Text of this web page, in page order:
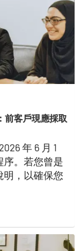
前客戶現應採取
年 6 月 1
序。若您曾是
明，以確保您